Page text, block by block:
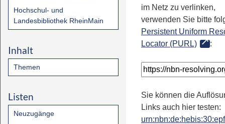
Hochschul- und
Landesbibliothek RheinMain
Inhalt
Themen
Listen
Neuzugänge
im Netz zu verlinken,
verwenden Sie bitte
Persistent Uniform
Locator (PURL)
:
Sie können die
Links auch hier testen: